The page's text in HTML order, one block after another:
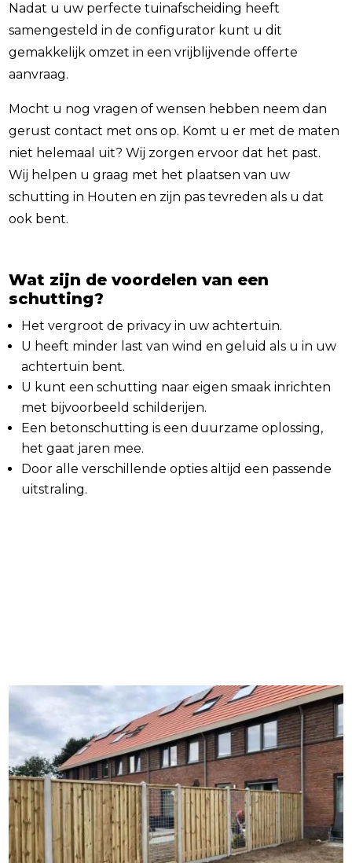
Nadat u uw perfecte tuinafscheiding heeft
samengesteld in de configurator kunt u dit
gemakkelijk omzet in een vrijblijvende offerte
aanvraag.
Mocht u nog vragen of wensen hebben neem dan
gerust contact met ons op. Komt u er met de maten
niet helemaal uit? Wij zorgen ervoor dat het past.
Wij helpen u graag met het plaatsen van uw
schutting in Houten en zijn pas tevreden als u dat
ook bent.
Wat zijn de voordelen van een
schutting?
Het vergroot de privacy in uw achtertuin.
U heeft minder last van wind en geluid als u in uw
achtertuin bent.
U kunt een schutting naar eigen smaak inrichten
met bijvoorbeeld schilderijen.
Een betonschutting is een duurzame oplossing,
het gaat jaren mee.
Door alle verschillende opties altijd een passende
uitstraling.